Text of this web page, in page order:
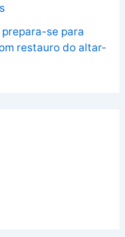
se para
restauro do altar-